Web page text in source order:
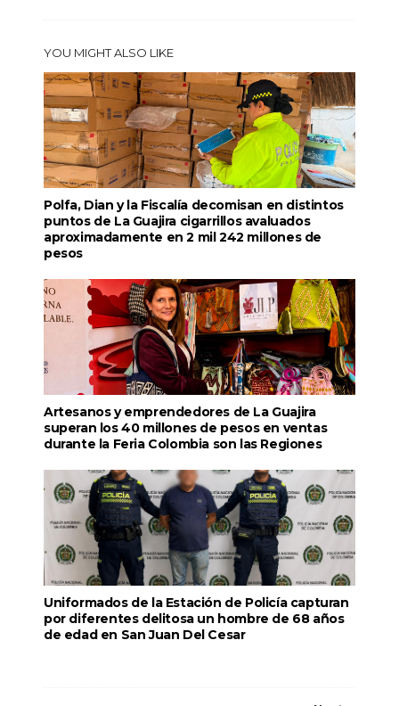
YOU MIGHT ALSO LIKE
Polfa, Dian y la Fiscalía decomisan en distintos
puntos de La Guajira cigarrillos avaluados
aproximadamente en 2 mil 242 millones de
pesos
Artesanos y emprendedores de La Guajira
superan los 40 millones de pesos en ventas
durante la Feria Colombia son las Regiones
Uniformados de la Estación de Policía capturan
por diferentes delitosa un hombre de 68 años
de edad en San Juan Del Cesar